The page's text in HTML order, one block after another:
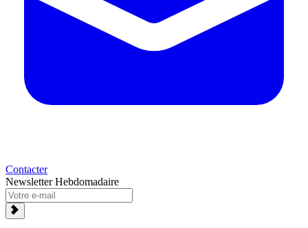
Contacter
Newsletter Hebdomadaire